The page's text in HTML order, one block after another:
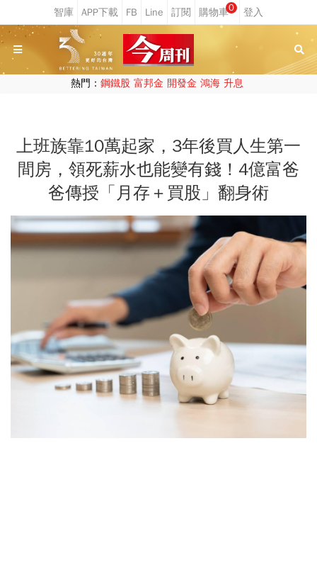
0
熱門： 鋼鐵股 富邦金 開發金 鴻海 升息
上班族靠10萬起家，3年後買人生第一
間房，領死薪水也能變有錢！4億富爸
爸傳授「月存＋買股」翻身術